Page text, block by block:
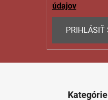
údajov
PRIHLÁSIŤ
Kategórie